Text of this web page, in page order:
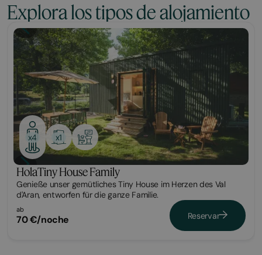
Explora los tipos de alojamiento
Tiny
x4 x1
HolaTiny House Family
Genieße unser gemütliches Tiny House im Herzen des Val
d'Aran, entworfen für die ganze Familie.
ab
70 €/noche Reservar